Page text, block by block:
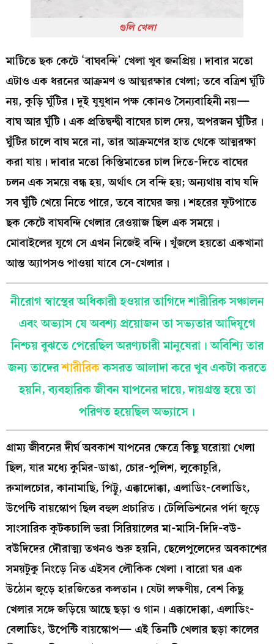
গুলি খেলা
মাটিতে ছক কেটে ‘বাঘবন্দি’ খেলা খুব জনপ্রিয়। দাবার মতো
এটাও এক ধরনের আক্রমণ ও আত্মরক্ষার খেলা; তবে বত্রিশ ঘুঁটি
নয়, কুড়ি ঘুঁটির। দুই যুযুধান পক্ষ কোনও সৈন্যবাহিনী নয়—
বাঘ আর ঘুঁটি। এক প্রতিদ্বন্দ্বী বাঘের চাল দেয়, অপরজন ঘুঁটির।
ঘুঁটির চালে বাঘ মরে না, তার আক্রমণের হাত থেকে আত্মরক্ষা
করা যায়। দাবার মতো কিস্তিমাতের চাল দিতে-দিতে বাঘের
চলন এক সময়ে বন্ধ হয়, অর্থাৎ সে বন্দি হয়; অন্যথায় বাঘ যদি
সব ঘুঁটি খেয়ে নিতে পারে, তবে বাঘের জয়। শহরের ফুটপাতে
ছক কেটে বাঘবন্দি খেলার রেওয়াজ ছিল এক সময়ে।
মোবাইলের যুগে সে এখন নিজেই বন্দি। খুঁজলে হয়তো একখানা
আস্ত অ্যাপসও পাওয়া যাবে সে-খেলার।
নীরোগ স্বাস্থের অধিকারী হওয়ার তাগিদে শারীরিক সঞ্চালন
এবং অভ্যাস যে অবশ্য প্রয়োজন তা সভ্যতার আদিযুগে
নিশ্চয় বুঝতে পেরেছিল অরণ্যচারী মানুষেরা। অবিশ্যি তার
জন্য তাদেরশারীরিককসরত আলাদা করে খুব একটা করতে
হয়নি, ব্যবহারিক জীবন যাপনের দায়ে, দায়গ্রস্ত হয়ে তা
পরিণত হয়েছিল অভ্যাসে।
গ্রাম্য জীবনের দীর্ঘ অবকাশ যাপনের ক্ষেত্রে কিছু ঘরোয়া খেলা
ছিল, যার মধ্যে কুমির-ডাঙা, চোর-পুলিশ, লুকোচুরি,
রুমালচোর, কানামাছি, পিট্টু, এক্কাদোক্কা, এলাডিং-বেলাডিং,
উপেন্টি বায়স্কোপ ছিল বহুল প্রচারিত। টেলিভিশনের পর্দা জুড়ে
সাংসারিক কূটকচালি ভরা সিরিয়ালের মা-মাসি-দিদি-বউ-
বউদিদের দৌরাত্ম্য তখনও শুরু হয়নি, ছেলেপুলেদের অবকাশের
সময়টুকু নিংড়ে নিত এইসব লৌকিক খেলা। বারো ঘর এক
উঠোন জুড়ে হারজিতের কলতান। যেটা লক্ষণীয়, বেশ কিছু
খেলার সঙ্গে জড়িয়ে আছে ছড়া ও গান। এক্কাদোক্কা, এলাডিং-
বেলাডিং, উপেন্টি বায়স্কোপ— এই তিনটি খেলার ছড়া কালের